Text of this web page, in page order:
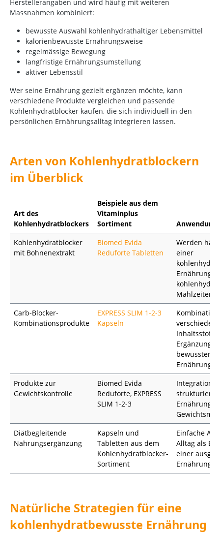
Herstellerangaben und wird häufig mit weiteren
Massnahmen kombiniert:
bewusste Auswahl kohlenhydrathaltiger Lebensmittel
kalorienbewusste Ernährungsweise
regelmässige Bewegung
langfristige Ernährungsumstellung
aktiver Lebensstil
Wer seine Ernährung gezielt ergänzen möchte, kann
verschiedene Produkte vergleichen und passende
Kohlenhydratblocker kaufen, die sich individuell in den
persönlichen Ernährungsalltag integrieren lassen.
Arten von Kohlenhydratblockern
im Überblick
Art des
Kohlenhydratblockers
Beispiele aus dem
Vitaminplus
Sortiment
Anwendung
Kohlenhydratblocker
mit Bohnenextrakt
Biomed Evida
Reduforte Tabletten
Werden
einer
Ernährung
Mahlzeiten
Carb-Blocker-
Kombinationsprodukte
EXPRESS SLIM 1-2-3
Kapseln
Kombination
Inhaltsstoffe
Ergänzung
bewussten
Produkte zur
Gewichtskontrolle
Biomed Evida
Reduforte, EXPRESS
SLIM 1-2-3
Integration
Ernährungs-
Diätbegleitende
Nahrungsergänzung
Kapseln und
Tabletten aus dem
Kohlenhydratblocker-
Sortiment
Einfache
Alltag als
einer
Ernährung
Natürliche Strategien für eine
kohlenhydratbewusste Ernährung